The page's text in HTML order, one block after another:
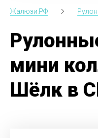
Жалюзи.РФ
мини
Шёлк в